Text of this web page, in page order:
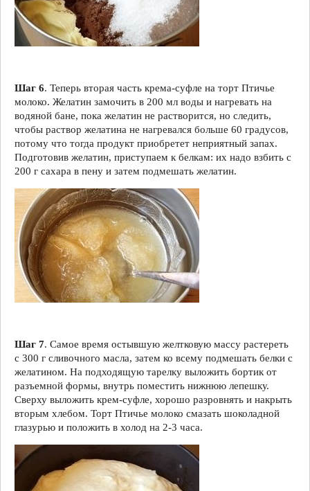
Шаг 6. Теперь вторая часть крема-суфле на торт Птичье
молоко. Желатин замочить в 200 мл воды и нагревать на
водяной бане, пока желатин не растворится, но следить,
чтобы раствор желатина не нагревался больше 60 градусов,
потому что тогда продукт приобретет неприятный запах.
Подготовив желатин, приступаем к белкам: их надо взбить с
200 г сахара в пену и затем подмешать желатин.
Шаг 7. Самое время остывшую желтковую массу растереть
с 300 г сливочного масла, затем ко всему подмешать белки с
желатином. На подходящую тарелку выложить бортик от
разъемной формы, внутрь поместить нижнюю лепешку.
Сверху выложить крем-суфле, хорошо разровнять и накрыть
вторым хлебом. Торт Птичье молоко смазать шоколадной
глазурью и положить в холод на 2-3 часа.